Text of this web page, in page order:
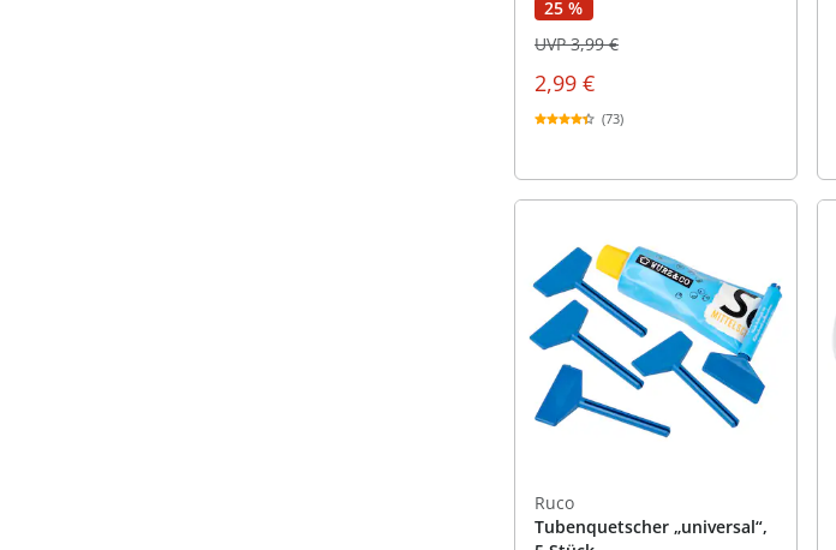
25 %
2,99 €
UVP 3,99 €
(73)
Ruco
Tubenquetscher „universal“,